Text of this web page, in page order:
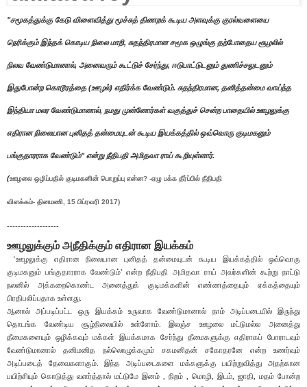
"சமூகத்துக்கு கேடு விளைவித்து மூச்சுத் திணறக் கூடிய அளவுக்கு குரல்வளையை
நெரிக்கும் இந்தக் கொடிய நிலை மாறி, சுதந்திரமான சமூக ஒழுங்கு தற்போதைய சூழலில்
நிலவ வேண்டுமானால், அனைவரும் கூட்டுச் சேர்ந்து, ஈடுபாட்டுடனும் துணிச்சலுடனும்
இதுபோன்ற கொடூரத்தை (ஊழல்) எதிர்க்க வேண்டும். சுதந்திரமான, தனித்தன்மை வாய்ந்த
இந்தியா மலர வேண்டுமானால், நமது முன்னோர்கள் வகுத்துச் சென்ற பாதையில் ஊழலுக்கு
எதிரான நிலையான புனிதத் தன்மையுடன் கூடிய இயக்கத்தில் ஒவ்வொரு குடிமகனும்
பங்குதாரராக வேண்டும்" என்று நீதிபதி அமிதவா ராய் கூறியுள்ளார்.
(ஊழலை ஒழிப்பதில் குடிமகனின் பொறுப்பு என்ன? -ஏழு பக்க தீர்ப்பில் நீதிபதி
விளக்கம்- தினமணி, 15 பிப்ரவரி 2017)
-------------------
ஊழலுக்கும் அநீதிக்கும் எதிரான இயக்கம்
‘ஊழலுக்கு எதிரான நிலையான புனிதத் தன்மையுடன் கூடிய இயக்கத்தில் ஒவ்வொரு
குடிமகனும் பங்குதாரராக வேண்டும்’ என்றநீதிபதி அமிதவா ராய் அவர்களின் கூற்று நாட்டு
நலனில் அக்கறைகொண்ட அனைத்துக் குடிமக்களின் எண்ணத்தையும் ஏக்கத்தையும்
பிரதிபலிப்பதாக உள்ளது.
ஆனால் அப்படிப்பட்ட ஒரு இயக்கம் உருவாக வேண்டுமானால் நாம் அடிப்படையில் இருந்து
தொடங்க வேண்டிய சூழ்நிலையில் உள்ளோம். இலஞ்ச ஊழலை மட்டுமல்ல அனைத்து
தீமைகளையும் ஒழிக்கவும் மக்கள் இயக்கமாக சேர்ந்து தீமைகளுக்கு எதிராகப் போராடவும்
வேண்டுமானால் தனிமனித நல்லொழுக்கமும் சகமனிதன் சகோதரனே என்ற உணர்வும்
அடிப்படைத் தேவைகளாகும். இந்த அடிப்படைகளை மக்களுக்கு பயிற்றுவித்து அதற்கான
பயிற்சியும் கொடுத்து வளர்த்தால் மட்டுமே இனம் , நிறம் , மொழி, இடம், ஜாதி, மதம் போன்ற